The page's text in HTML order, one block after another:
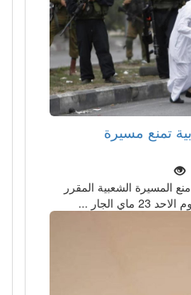
تمنع مسيرة
المسيرة الشعبية المقرر
الجار ...